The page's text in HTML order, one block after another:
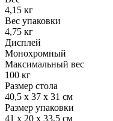
4,15 кг
Вес упаковки
4,75 кг
Дисплей
Монохромный
Максимальный вес
100 кг
Размер стола
40,5 х 37 х 31 см
Размер упаковки
41 х 20 х 33,5 см